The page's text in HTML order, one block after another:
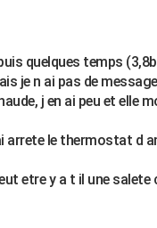
quelques temps
je n ai pas de
j en ai peu et elle
arrete le thermostat d
etre y a t il une salete